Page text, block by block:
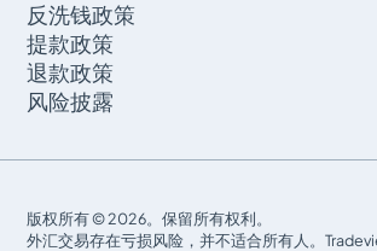
如何加入引介经纪人（IB）计划？
我可以作为一个联盟与Tradeview合作吗？
什么是MAM，我该如何使用？
我如何复制/跟随信号提供者的策略？
反洗钱政策
提款政策
退款政策
风险披露
版权所有 © 2026。保留所有权利。
外汇交易存在亏损风险，并不适合所有人。